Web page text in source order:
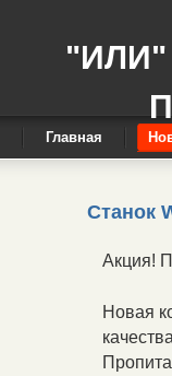
"ИЛИ"
Главная
Станок
Акция!
Новая